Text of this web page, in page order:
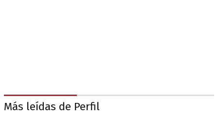
Más leídas de Perfil